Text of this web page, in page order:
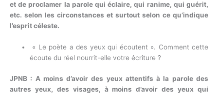
et de proclamer la parole qui éclaire, qui ranime, qui guérit,
etc. selon les circonstances et surtout selon ce qu’indique
l’esprit céleste.
« Le poète a des yeux qui écoutent ». Comment cette
écoute du réel nourrit-elle votre écriture ?
JPNB : A moins d’avoir des yeux attentifs à la parole des
autres yeux, des visages, à moins d’avoir des yeux qui